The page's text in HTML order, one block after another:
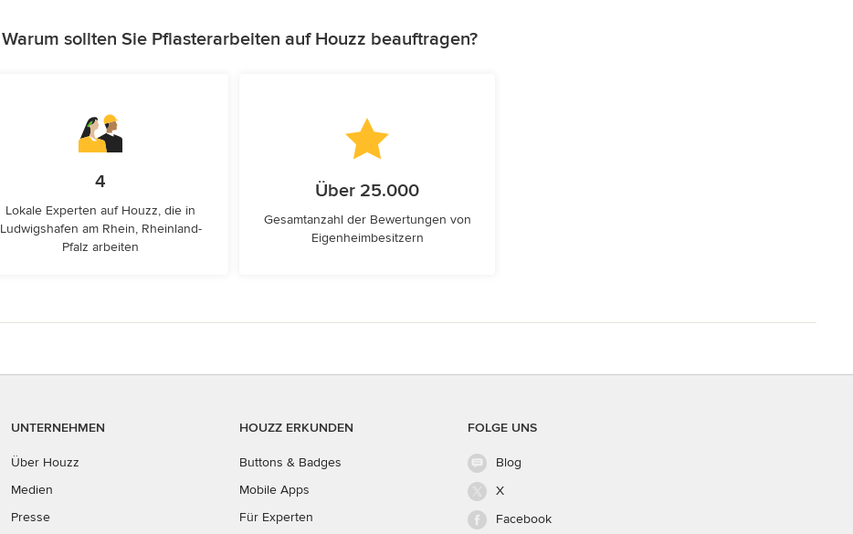
Warum sollten Sie Pflasterarbeiten auf Houzz beauftragen?
4
Lokale Experten auf Houzz, die in
Ludwigshafen am Rhein, Rheinland-
Pfalz arbeiten
Über 25.000
Gesamtanzahl der Bewertungen von
Eigenheimbesitzern
UNTERNEHMEN
Über Houzz
Medien
Presse
HOUZZ ERKUNDEN
Buttons & Badges
Mobile Apps
Für Experten
FOLGE UNS
Blog
X
Facebook